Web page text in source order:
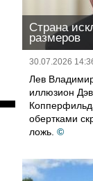
Страна
размеров
30.07.2026
Лев
иллюзион
обертками
ложь. ©